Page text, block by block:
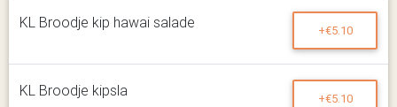
KL Broodje kip hawai salade +€5.10
KL Broodje kipsla +€5.10